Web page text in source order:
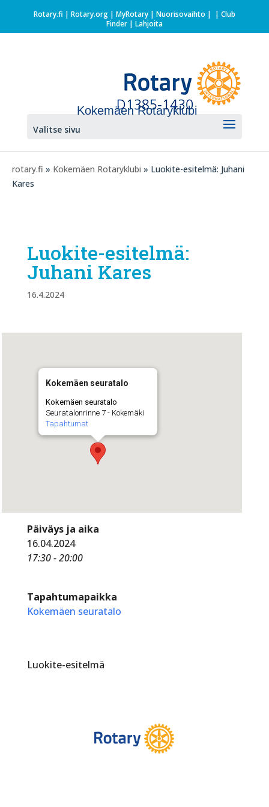
Rotary.fi | Rotary.org| MyRotary | Nuorisovaihto | | Club
Finder| Lahjoita
Kokemäen Rotaryklubi
Valitse sivu
rotary.fi » Kokemäen Rotaryklubi » Luokite-esitelmä: Juhani
Kares
Luokite-esitelmä:
Juhani Kares
16.4.2024
Kokemäen seuratalo
Kokemäen seuratalo
Seuratalonrinne 7 - Kokemäki
Tapahtumat
Päiväys ja aika
16.04.2024
17:30 - 20:00
Tapahtumapaikka
Kokemäen seuratalo
Luokite-esitelmä